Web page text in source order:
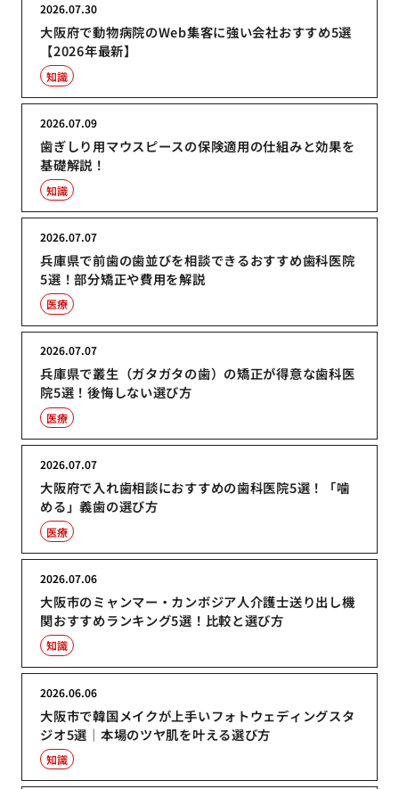
大阪府で動物病院のWeb集客に強い会社おすすめ5選
【2026年最新】
2026.07.30
知識
歯ぎしり用マウスピースの保険適用の仕組みと効果を
基礎解説！
2026.07.09
知識
兵庫県で前歯の歯並びを相談できるおすすめ歯科医院
5選！部分矯正や費用を解説
2026.07.07
医療
兵庫県で叢生（ガタガタの歯）の矯正が得意な歯科医
院5選！後悔しない選び方
2026.07.07
医療
大阪府で入れ歯相談におすすめの歯科医院5選！「噛
める」義歯の選び方
2026.07.07
医療
大阪市のミャンマー・カンボジア人介護士送り出し機
関おすすめランキング5選！比較と選び方
2026.07.06
知識
大阪市で韓国メイクが上手いフォトウェディングスタ
ジオ5選｜本場のツヤ肌を叶える選び方
2026.06.06
知識